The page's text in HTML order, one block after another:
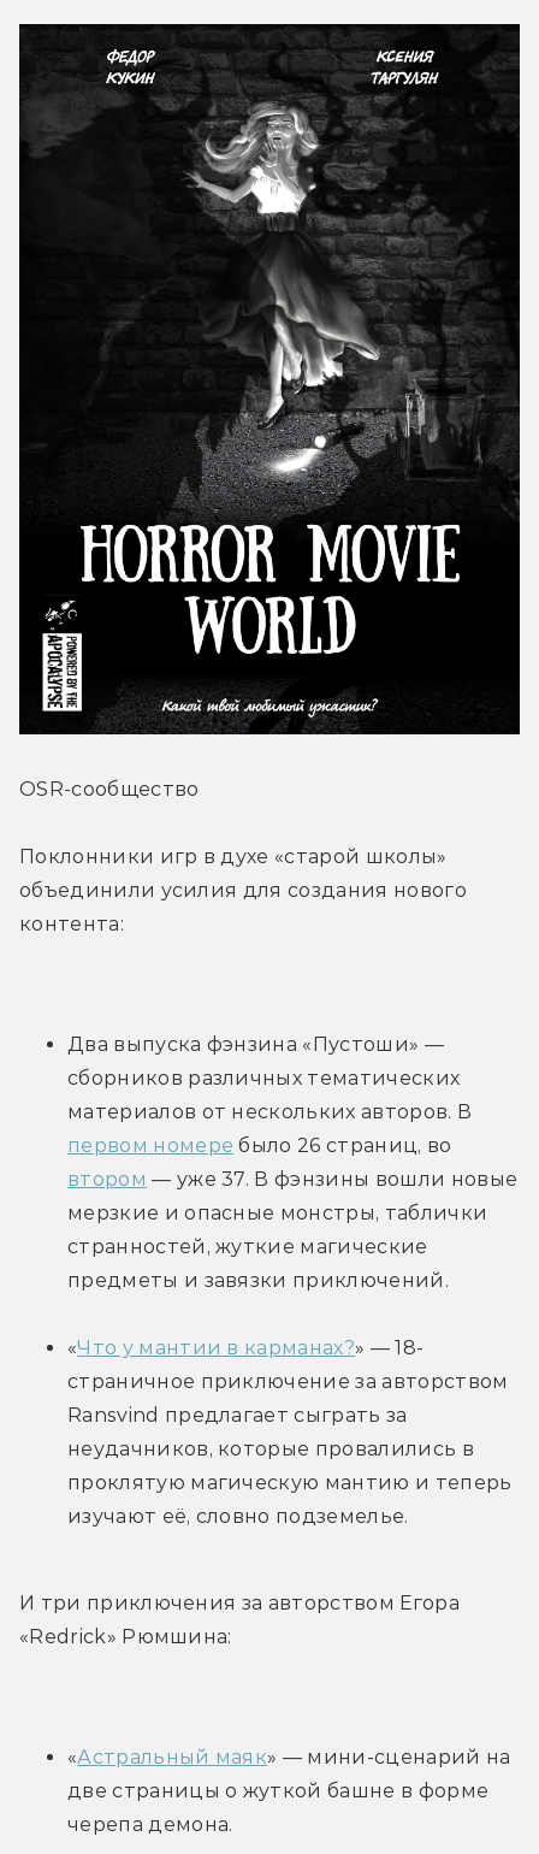
OSR-сообщество
Поклонники игр в духе «старой школы»
объединили усилия для создания нового
контента:
Два выпуска фэнзина «Пустоши» —
сборников различных тематических
первом номере
втором — уже 37. В фэнзины вошли новые
мерзкие и опасные монстры, таблички
странностей, жуткие магические
предметы и завязки приключений.
«Что у мантии в карманах?» — 18-
страничное приключение за авторством
Ransvind предлагает сыграть за
неудачников, которые провалились в
проклятую магическую мантию и теперь
изучают её, словно подземелье.
И три приключения за авторством Егора
«Redrick» Рюмшина:
«Астральный маяк» — мини-сценарий на
две страницы о жуткой башне в форме
черепа демона.